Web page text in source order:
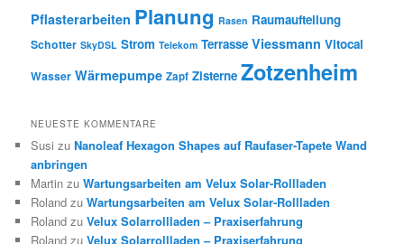
Pflasterarbeiten Planung Rasen Raumaufteilung
Schotter SkyDSL Strom Telekom Terrasse Viessmann Vitocal
Wasser Wärmepumpe Zapf Zisterne Zotzenheim
NEUESTE KOMMENTARE
Susi zuNanoleaf Hexagon Shapes auf Raufaser-Tapete Wand
anbringen
Martin zuWartungsarbeiten am Velux Solar-Rollladen
Roland zuWartungsarbeiten am Velux Solar-Rollladen
Roland zuVelux Solarrollladen – Praxiserfahrung
Roland zuVelux Solarrollladen – Praxiserfahrung